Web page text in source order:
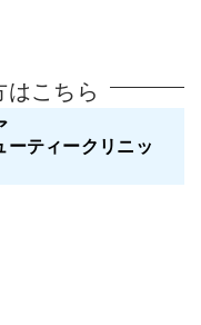
はこちら
ティークリニッ